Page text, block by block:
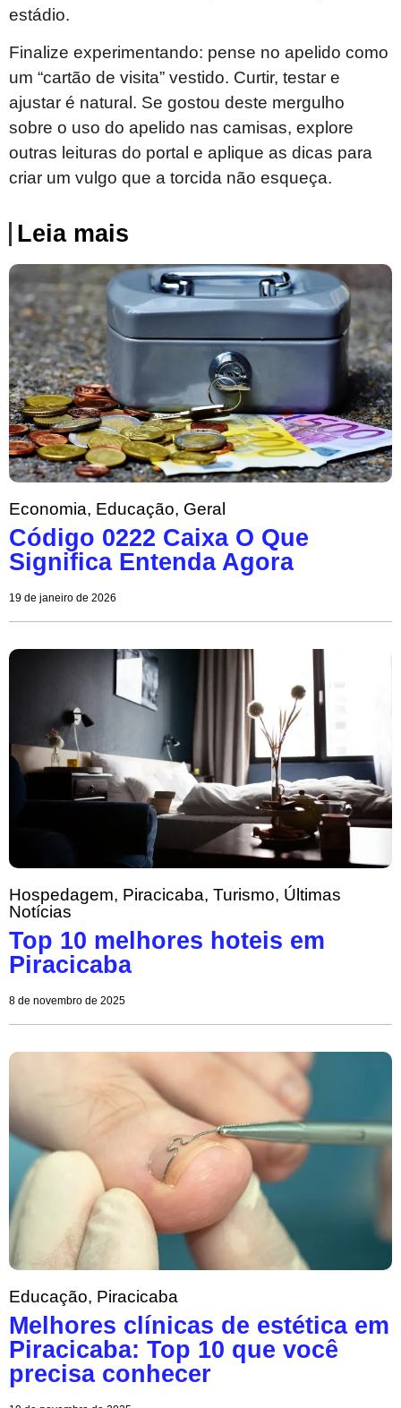
estádio.
Finalize experimentando: pense no apelido como
um “cartão de visita” vestido. Curtir, testar e
ajustar é natural. Se gostou deste mergulho
sobre o uso do apelido nas camisas, explore
outras leituras do portal e aplique as dicas para
criar um vulgo que a torcida não esqueça.
Leia mais
Economia, Educação, Geral
Código 0222 Caixa O Que
Significa Entenda Agora
19 de janeiro de 2026
Hospedagem, Piracicaba, Turismo, Últimas
Notícias
Top 10 melhores hoteis em
Piracicaba
8 de novembro de 2025
Educação, Piracicaba
Melhores clínicas de estética em
Piracicaba: Top 10 que você
precisa conhecer